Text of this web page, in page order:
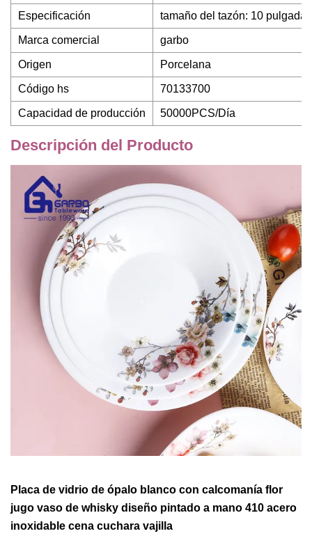
Especificación tamaño del tazón: 10 pulgadas
Marca comercial garbo
Origen Porcelana
Código hs 70133700
Capacidad de producción 50000PCS/Día
Descripción del Producto
Placa de vidrio de ópalo blanco con calcomanía flor
jugo vaso de whisky diseño pintado a mano 410 acero
inoxidable cena cuchara vajilla